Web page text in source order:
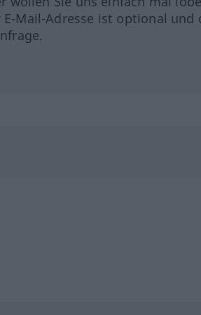
E-Mail-Adresse ist optional und